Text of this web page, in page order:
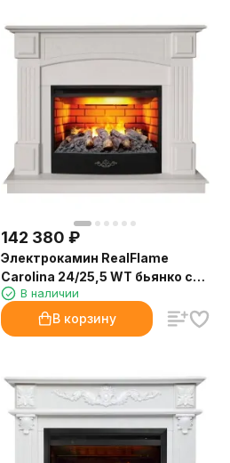
142 380 ₽
Электрокамин RealFlame
Carolina 24/25,5 WT бьянко с
очагом 3D Firestar 25,5
В наличии
В корзину